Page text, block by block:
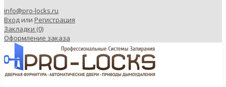
info@pro-locks.ru
Вход или Регистрация
Закладки (0)
Оформление заказа